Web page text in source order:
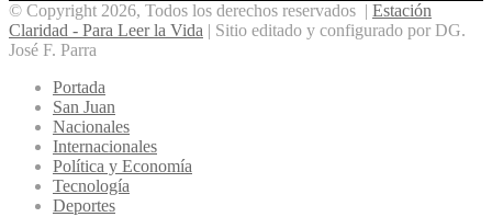
© Copyright 2026, Todos los derechos reservados | Estación
Claridad - Para Leer la Vida | Sitio editado y configurado por DG.
José F. Parra
Portada
San Juan
Nacionales
Internacionales
Política y Economía
Tecnología
Deportes